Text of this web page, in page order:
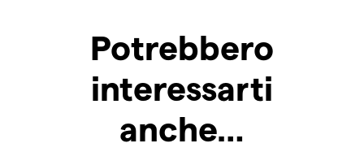
Potrebbero
interessarti
anche…